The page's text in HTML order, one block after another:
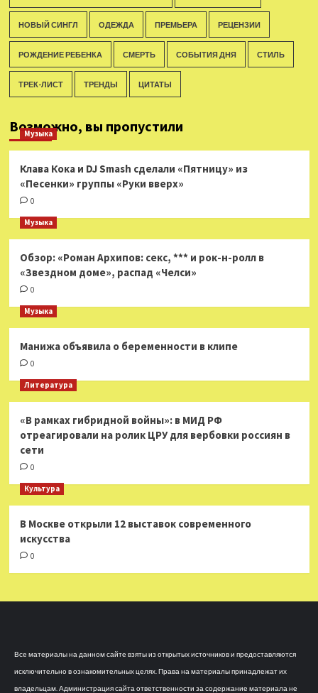
НОВЫЙ СИНГЛ ОДЕЖДА ПРЕМЬЕРА РЕЦЕНЗИИ
РОЖДЕНИЕ РЕБЕНКА СМЕРТЬ СОБЫТИЯ ДНЯ СТИЛЬ
ТРЕК-ЛИСТ ТРЕНДЫ ЦИТАТЫ
Возможно, вы пропустили
Музыка
Клава Кока и DJ Smash сделали «Пятницу» из
«Песенки» группы «Руки вверх»
0
Музыка
Обзор: «Роман Архипов: секс, *** и рок-н-ролл в
«Звездном доме», распад «Челси»
0
Музыка
Манижа объявила о беременности в клипе
0
Литература
«В рамках гибридной войны»: в МИД РФ
отреагировали на ролик ЦРУ для вербовки россиян в
сети
0
Культура
В Москве открыли 12 выставок современного
искусства
0
Все материалы на данном сайте взяты из открытых источников и предоставляются
исключительно в ознакомительных целях. Права на материалы принадлежат их
владельцам. Администрация сайта ответственности за содержание материала не